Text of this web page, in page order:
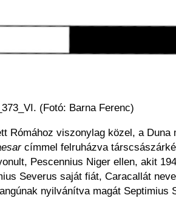
(Fotó: Barna Ferenc)
Rómához viszonylag közel, a Duna
címmel felruházva
Pescennius Niger ellen, akit
Severus saját fiát, Caracallát
nyilvánítva magát Septimius